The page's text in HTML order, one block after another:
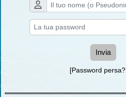
Invia
[Password persa?